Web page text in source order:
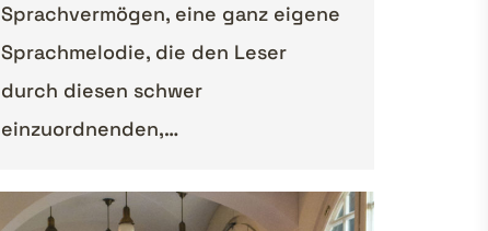
Sprachvermögen, eine ganz eigene
Sprachmelodie, die den Leser
durch diesen schwer
einzuordnenden,…